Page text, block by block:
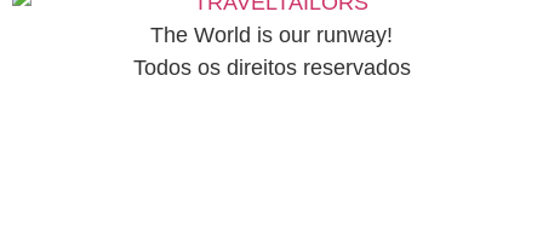
The World is our runway!
Todos os direitos reservados